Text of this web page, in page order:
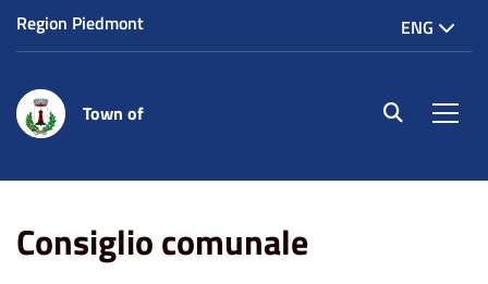
Region Piedmont ENG
Town of site.searc
Consiglio comunale